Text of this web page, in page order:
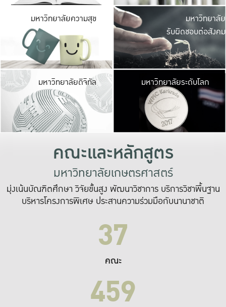
มหาวิทยาลัยความสุข มหาวิ
ค
เปิดประ
และพบเรื่องราวใ
มหาวิทยาลัย
รับผิดชอบต่อสังคม
มหาวิทยาลัยดิจิทัล มหาวิ
เปลี่ยนแปลง แล
เพื่อทำง
ระบบสารสนเทศ
มหาวิทยาลัยระดับโลก
คณะและหลักสูตร
มหาวิทยาลัยเกษตรศาสตร์
มุ่งเน้นบัณฑิตศึกษา วิจัยขั้นสูง พัฒนาวิชาการ บริการวิชาพื้นฐาน
บริหารโครงการพิเศษ ประสานความร่วมมือกับนานาชาติ
37
คณะ
459